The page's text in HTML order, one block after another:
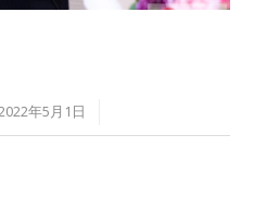
年5月1日